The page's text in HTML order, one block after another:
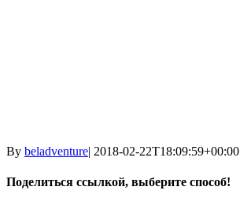
By beladventure| 2018-02-22T18:09:59+00:00
Поделиться ссылкой, выберите способ!